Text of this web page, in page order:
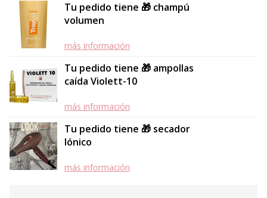
Tu pedido tiene 🎁 champú
volumen
más información
Tu pedido tiene 🎁 ampollas
caída Violett-10
más información
Tu pedido tiene 🎁 secador
Iónico
más información